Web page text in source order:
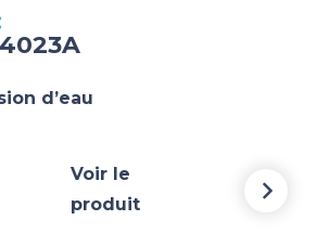
d’eau
Voir le
produit